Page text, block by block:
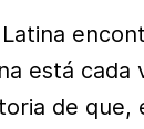
está cada
de que,